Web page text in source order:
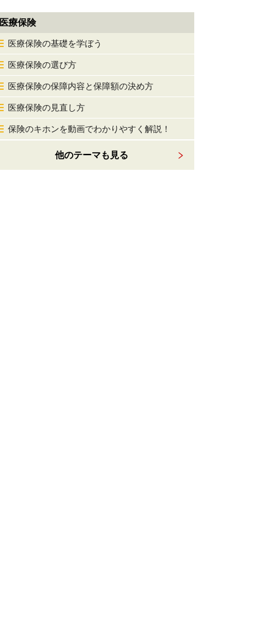
医療保険
医療保険の基礎を学ぼう
医療保険の選び方
医療保険の保障内容と保障額の決め方
医療保険の見直し方
保険のキホンを動画でわかりやすく解説！
他のテーマも見る